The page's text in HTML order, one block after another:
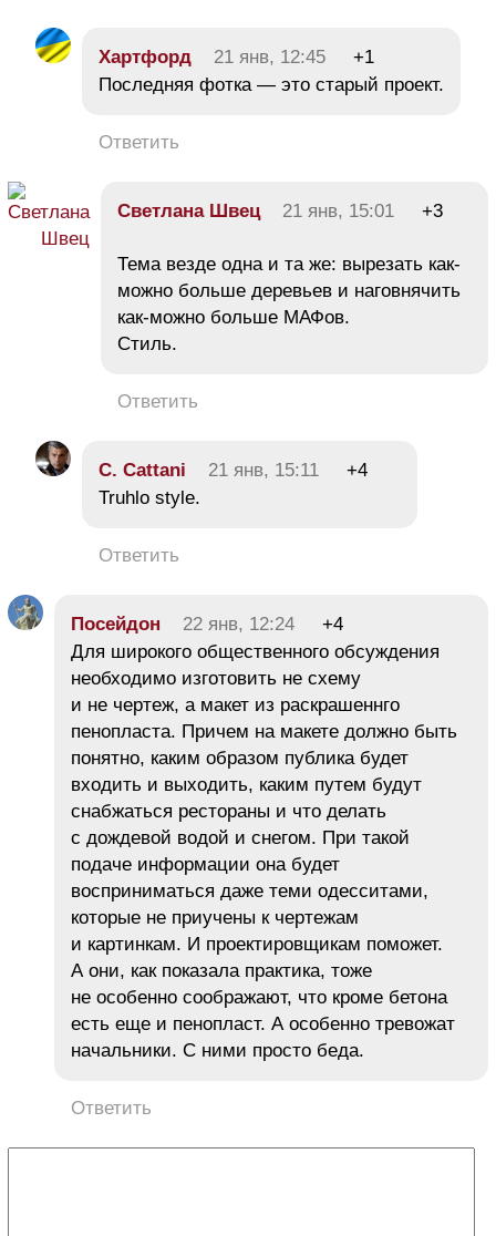
Хартфорд 21 янв, 12:45
+1
Последняя фотка — это старый проект.
Ответить
Светлана Швец 21 янв, 15:01 +3
Тема везде одна и та же: вырезать как-
можно больше деревьев и наговнячить
как-можно больше МАФов.
Стиль.
Ответить
C. Cattani 21 янв, 15:11
+4
Truhlo style.
Ответить
Посейдон 22 янв, 12:24
+4
Для широкого общественного обсуждения
необходимо изготовить не схему
и не чертеж, а макет из раскрашеннго
пенопласта. Причем на макете должно быть
понятно, каким образом публика будет
входить и выходить, каким путем будут
снабжаться рестораны и что делать
с дождевой водой и снегом. При такой
подаче информации она будет
восприниматься даже теми одесситами,
которые не приучены к чертежам
и картинкам. И проектировщикам поможет.
А они, как показала практика, тоже
не особенно соображают, что кроме бетона
есть еще и пенопласт. А особенно тревожат
начальники. С ними просто беда.
Ответить